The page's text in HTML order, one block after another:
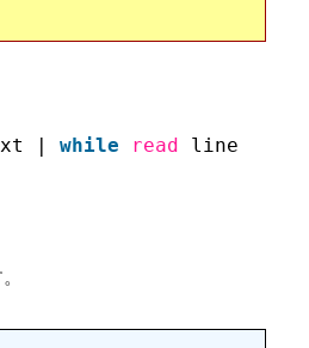
| while read
line